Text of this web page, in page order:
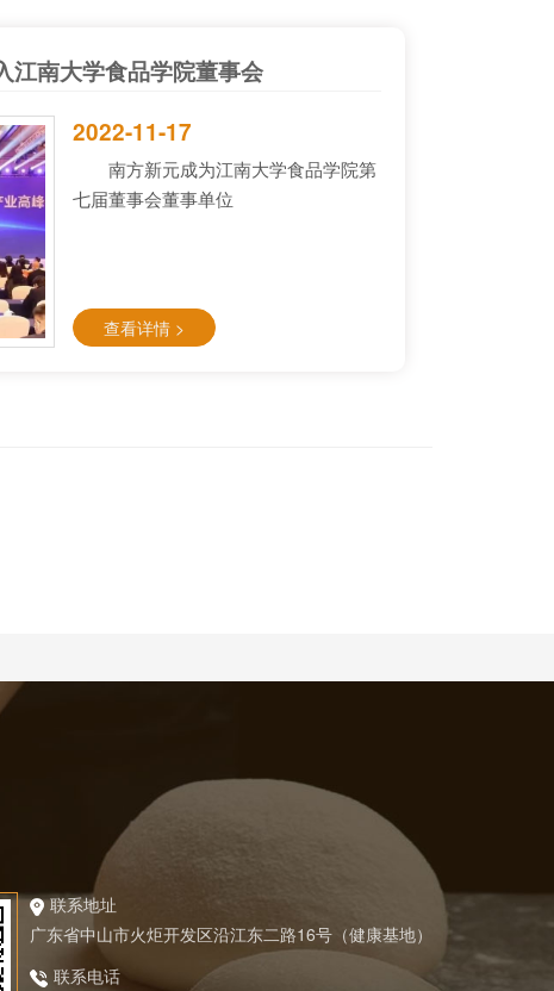
江南大学食品学院董事会
2022-11-17
南方新元成为江南大学食品学院第
七届董事会董事单位
查看详情 >
联系地址
广东省中山市火炬开发区沿江东二路16号（健康基地）
联系电话